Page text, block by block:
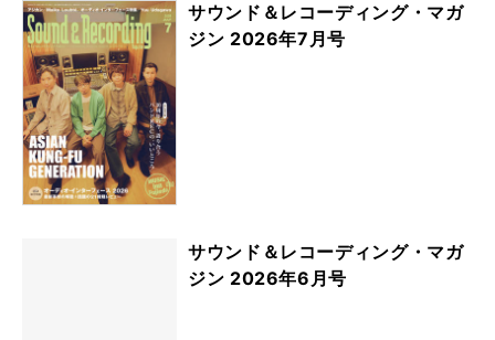
サウンド＆レコーディング・マガ
ジン 2026年7月号
サウンド＆レコーディング・マガ
ジン 2026年6月号